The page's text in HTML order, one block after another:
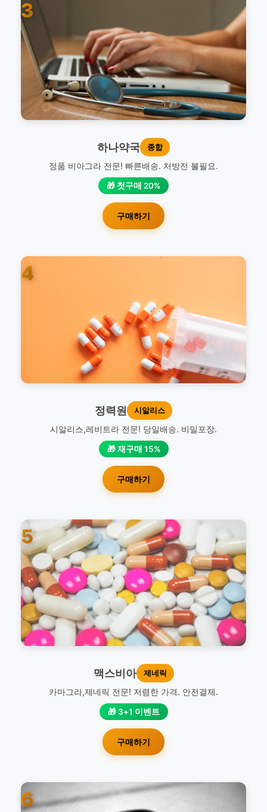
3
하나약국 종합
정품 비아그라 전문! 빠른배송. 처방전 불필요.
🎁 첫구매 20%
구매하기
4
정력원 시알리스
시알리스,레비트라 전문! 당일배송. 비밀포장.
🎁 재구매 15%
구매하기
5
맥스비아 제네릭
카마그라,제네릭 전문! 저렴한 가격. 안전결제.
🎁 3+1 이벤트
구매하기
6